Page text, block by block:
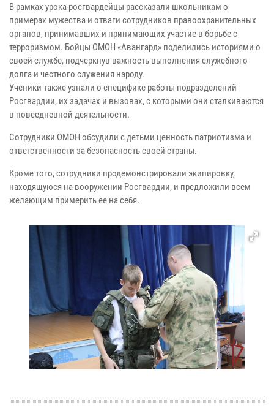
В рамках урока росгвардейцы рассказали школьникам о
примерах мужества и отваги сотрудников правоохранительных
органов, принимавших и принимающих участие в борьбе с
терроризмом. Бойцы ОМОН «Авангард» поделились историями о
своей службе, подчеркнув важность выполнения служебного
долга и честного служения народу.
Ученики также узнали о специфике работы подразделений
Росгвардии, их задачах и вызовах, с которыми они сталкиваются
в повседневной деятельности.
Сотрудники ОМОН обсудили с детьми ценность патриотизма и
ответственности за безопасность своей страны.
Кроме того, сотрудники продемонстрировали экипировку,
находящуюся на вооружении Росгвардии, и предложили всем
желающим примерить ее на себя.